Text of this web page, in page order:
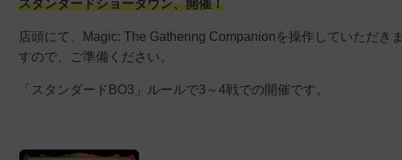
スタンダードショーダウン、開催！
店頭にて、Magic: The Gathering Companionを操作していただきま
すので、ご準備ください。
「スタンダードBO3」ルールで3～4戦での開催です。